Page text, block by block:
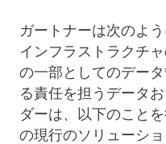
ガートナーは次のよ
インフラストラクチ
の一部としてのデー
る責任を担うデータ
ダーは、以下のこと
の現行のソリューシ